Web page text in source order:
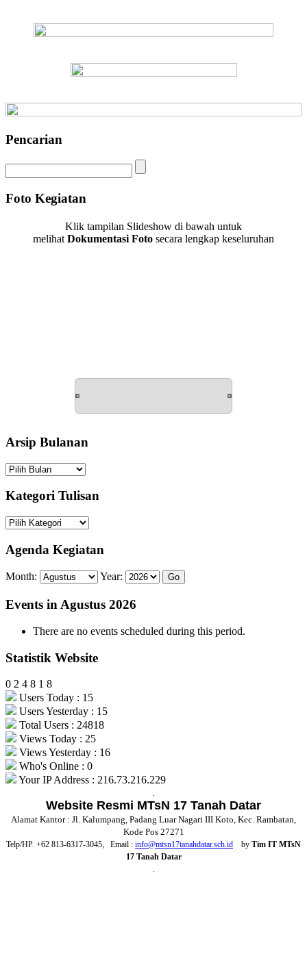
Pencarian
Foto Kegiatan
Klik tampilan Slideshow di bawah untuk
melihat Dokumentasi Foto secara lengkap keseluruhan
Arsip Bulanan
Arsip
Kategori Tulisan
Kategori
Agenda Kegiatan
Month: Year:
Events in Agustus 2026
There are no events scheduled during this period.
Statistik Website
0 2 4 8 1 8
Users Today : 15
Users Yesterday : 15
Total Users : 24818
Views Today : 25
Views Yesterday : 16
Who's Online : 0
Your IP Address : 216.73.216.229
.
Website Resmi MTsN 17 Tanah Datar
Alamat Kantor : Jl. Kalumpang, Padang Luar Nagari III Koto, Kec. Rambatan,
Kode Pos 27271
Telp/HP. +62 813-6317-3045, Email : info@mtsn17tanahdatar.sch.id by Tim IT MTsN
17 Tanah Datar
.